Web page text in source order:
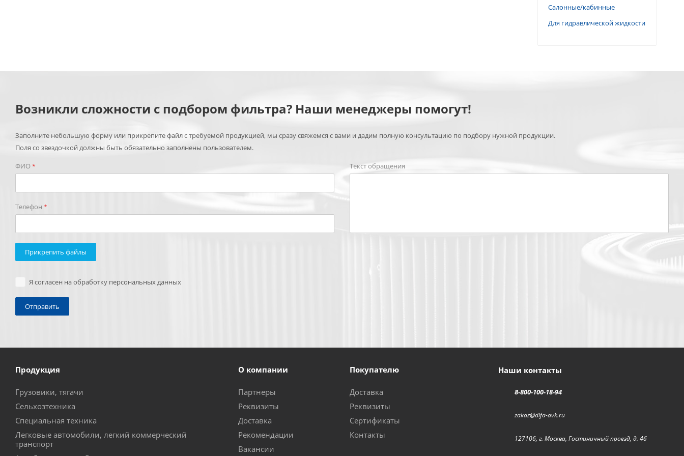
Салонные/кабинные
Для гидравлической жидкости
Возникли сложности с подбором фильтра? Наши менеджеры помогут!
Заполните небольшую форму или прикрепите файл с требуемой продукцией, мы сразу свяжемся с вами и дадим полную консультацию по подбору нужной продукции.
Поля со звездочкой должны быть обязательно заполнены пользователем.
ФИО*
Телефон *
Текст обращения
Прикрепить файлы
Я согласен на обработку персональных данных
Продукция
Грузовики, тягачи
Сельхозтехника
Специальная техника
Легковые автомобили, легкий коммерческий
транспорт
О компании
Партнеры
Реквизиты
Доставка
Рекомендации
Вакансии
Покупателю
Доставка
Реквизиты
Сертификаты
Контакты
Наши контакты
8-800-100-18-94
zakaz@difa-avk.ru
127106, г. Москва, Гостиничный проезд, д. 4б